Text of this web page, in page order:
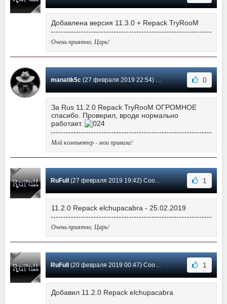
Добавлена версия 11.3.0 + Repack TryRooM
Очень приятно, Царь!
manatik5c(27 февраля 2019 22:54) Сообщение #159 0
За Rus 11.2.0 Repack TryRooM ОГРОМНОЕ
спасибо. Проверил, вроде нормально
работает.
Мой компьютер - мои правила!
RuFull (27 февраля 2019 19:42) Сообщение #158 1
11.2.0 Repack elchupacabra - 25.02.2019
Очень приятно, Царь!
RuFull (20 февраля 2019 00:47) Сообщение #157 1
Добавил 11.2.0 Repack elchupacabra